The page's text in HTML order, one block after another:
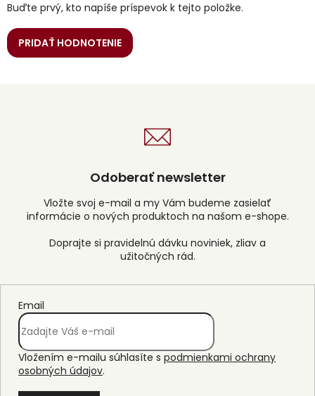
Buďte prvý, kto napíše príspevok k tejto položke.
PRIDAŤ HODNOTENIE
Odoberať newsletter
Vložte svoj e-mail a my Vám budeme zasielať
informácie o nových produktoch na našom e-shope.
Email
Vložením e-mailu súhlasíte s podmienkami ochrany
osobných údajov.